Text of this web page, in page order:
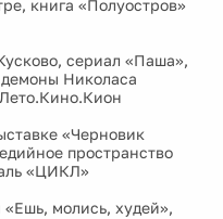
книга «Полуостров»
сериал «Паша»,
Николаса
«Черновик
пространство
«ЦИКЛ»
молись, худей»,